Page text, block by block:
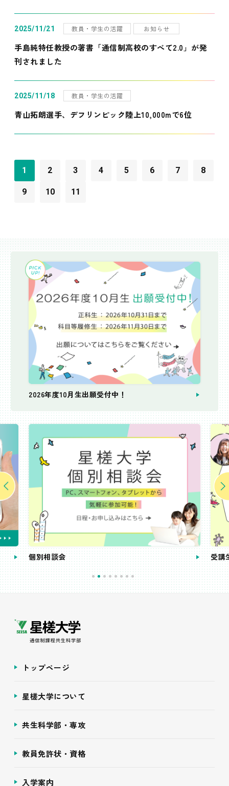
2025/11/21 教員・学生の活躍 お知らせ
手島純特任教授の著書「通信制高校のすべて2.0」が発
刊されました
2025/11/18 教員・学生の活躍
青山拓朗選手、デフリンピック陸上10,000mで6位
1 2 3 4 5 6 7 8
9 10 11
2026年度10月生出願受付中！
個別相談会 受講
トップページ
星槎大学について
共生科学部・専攻
教員免許状・資格
入学案内